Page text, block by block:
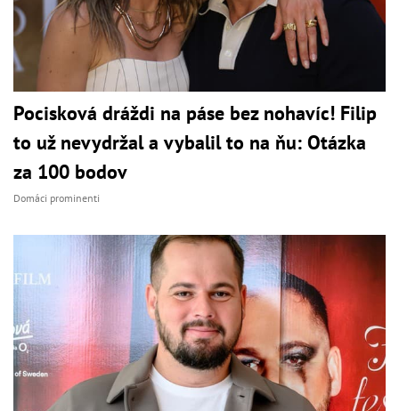
Pocisková dráždi na páse bez nohavíc! Filip
to už nevydržal a vybalil to na ňu: Otázka
za 100 bodov
Domáci prominenti